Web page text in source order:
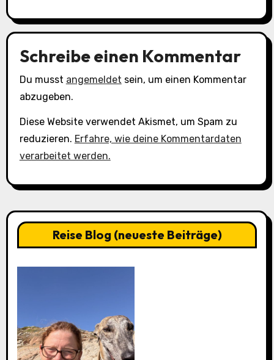
Schreibe einen Kommentar
Du musst angemeldet sein, um einen Kommentar
abzugeben.
Diese Website verwendet Akismet, um Spam zu
reduzieren. Erfahre, wie deine Kommentardaten
verarbeitet werden.
Reise Blog (neueste Beiträge)